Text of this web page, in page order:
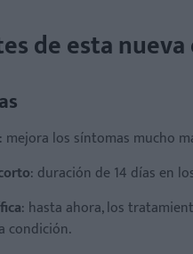
de esta
: mejora los síntomas mucho
: duración de 14 días en
: hasta ahora, los
condición.